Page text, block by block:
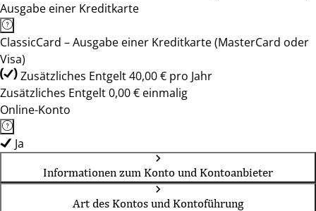
Ausgabe einer Kreditkarte
ClassicCard – Ausgabe einer Kreditkarte (MasterCard oder
Visa)
Zusätzliches Entgelt 40,00 € pro Jahr
Zusätzliches Entgelt 0,00 € einmalig
Online-Konto
Ja
Informationen zum Konto und Kontoanbieter
Art des Kontos und Kontoführung